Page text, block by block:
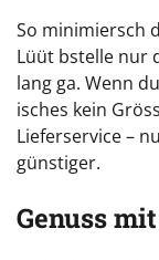
So minimiersch
Lüüt bstelle nur
lang ga. Wenn
isches kein
Lieferservice –
günstiger.
Genuss